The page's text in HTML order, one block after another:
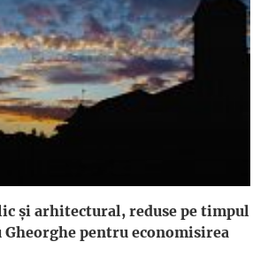
şi arhitectural, reduse pe timpul
pentru economisirea